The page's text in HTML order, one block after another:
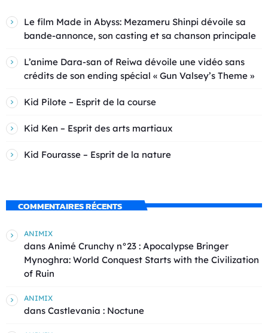
Le film Made in Abyss: Mezameru Shinpi dévoile sa
bande-annonce, son casting et sa chanson principale
L’anime Dara-san of Reiwa dévoile une vidéo sans
crédits de son ending spécial « Gun Valsey’s Theme »
Kid Pilote – Esprit de la course
Kid Ken – Esprit des arts martiaux
Kid Fourasse – Esprit de la nature
COMMENTAIRES RÉCENTS
ANIMIX
dans Animé Crunchy n°23 : Apocalypse Bringer
Mynoghra: World Conquest Starts with the Civilization
of Ruin
ANIMIX
dans Castlevania : Noctune